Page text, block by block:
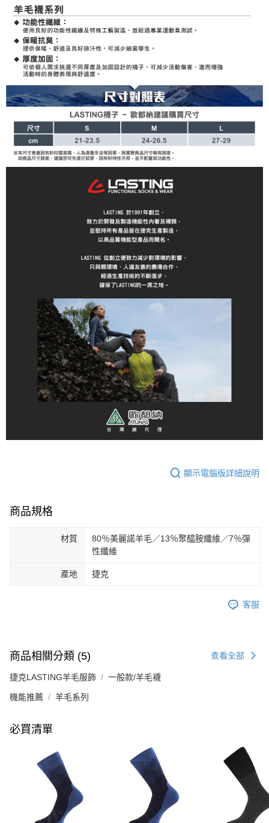
顯示電腦版詳細說明
商品規格
材質
80％美麗諾羊毛／13％聚醯胺纖維／7％彈
性纖維
產地 捷克
客服
商品相關分類 (5) 查看全部
捷克LASTING羊毛服飾 一般款/羊毛襪
機能推薦 羊毛系列
必買清單